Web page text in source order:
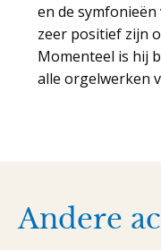
en de
zeer positief zijn
Momenteel is hij
alle orgelwerken
Andere